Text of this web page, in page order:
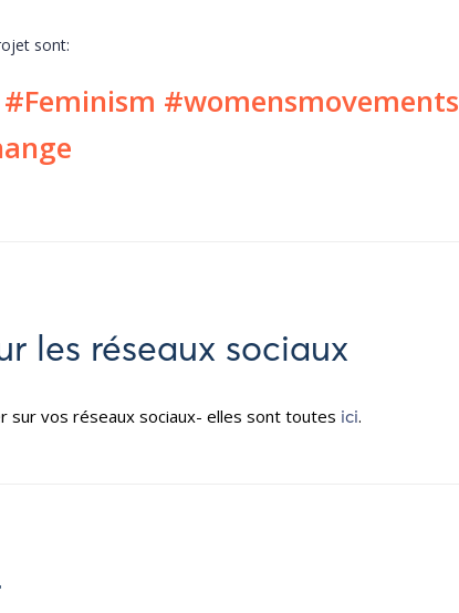
sont:
#womensmovements
les réseaux sociaux
sur vos réseaux sociaux- elles sont toutes ici.